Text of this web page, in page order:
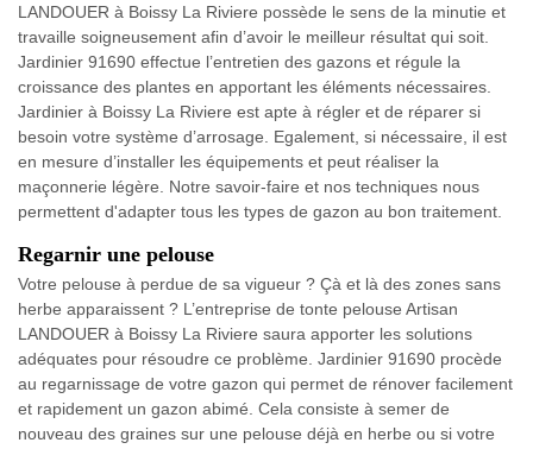
LANDOUER à Boissy La Riviere possède le sens de la minutie et
travaille soigneusement afin d’avoir le meilleur résultat qui soit.
Jardinier 91690 effectue l’entretien des gazons et régule la
croissance des plantes en apportant les éléments nécessaires.
Jardinier à Boissy La Riviere est apte à régler et de réparer si
besoin votre système d’arrosage. Egalement, si nécessaire, il est
en mesure d’installer les équipements et peut réaliser la
maçonnerie légère. Notre savoir-faire et nos techniques nous
permettent d'adapter tous les types de gazon au bon traitement.
Regarnir une pelouse
Votre pelouse à perdue de sa vigueur ? Çà et là des zones sans
herbe apparaissent ? L’entreprise de tonte pelouse Artisan
LANDOUER à Boissy La Riviere saura apporter les solutions
adéquates pour résoudre ce problème. Jardinier 91690 procède
au regarnissage de votre gazon qui permet de rénover facilement
et rapidement un gazon abimé. Cela consiste à semer de
nouveau des graines sur une pelouse déjà en herbe ou si votre